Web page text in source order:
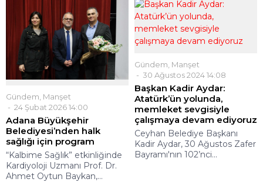
Gündem Manşet
24 Şubat 2026 14:00
Adana Büyükşehir
Belediyesi’nden halk
sağlığı için program
“Kalbime Sağlık” etkinliğinde
Kardiyoloji Uzmanı Prof. Dr.
Ahmet Oytun Baykan,...
Gündem Manşet
30 Ağustos 2024 14:08
Başkan Kadir Aydar:
Atatürk’ün yolunda,
memleket sevgisiyle
çalışmaya devam ediyoruz
Ceyhan Belediye Başkanı
Kadir Aydar, 30 Ağustos Zafer
Bayramı'nın 102’nci...